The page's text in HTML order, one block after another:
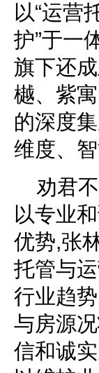
以“运营
护”于一
旗下还
樾、紫
的深度
维度、
劝君
以专业
优势,张
托管与
行业趋
与房源
信和诚